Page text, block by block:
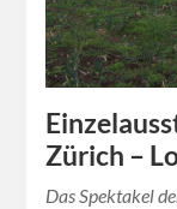
Zürich –
Das Spektakel